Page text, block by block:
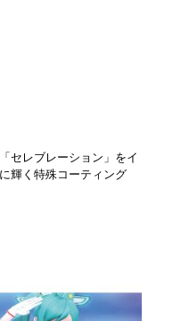
セレブレーション」をイ
輝く特殊コーティング